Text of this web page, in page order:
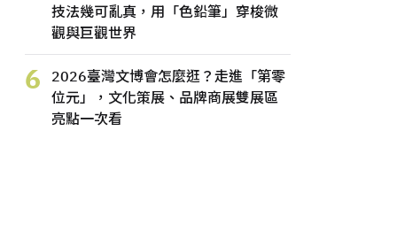
技法幾可亂真，用「色鉛筆」穿梭微
觀與巨觀世界
6
2026臺灣文博會怎麼逛？走進「第零
位元」，文化策展、品牌商展雙展區
亮點一次看